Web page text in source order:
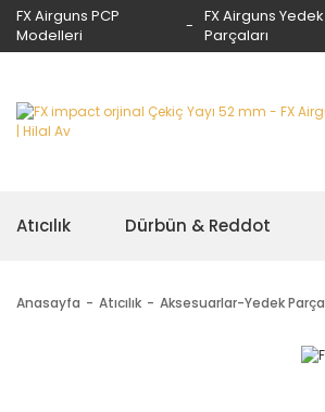
FX Airguns PCP
Modelleri
FX Airguns Yedek
Parçaları
Atıcılık Dürbün & Reddot
Anasayfa Atıcılık Aksesuarlar-Yedek Parça